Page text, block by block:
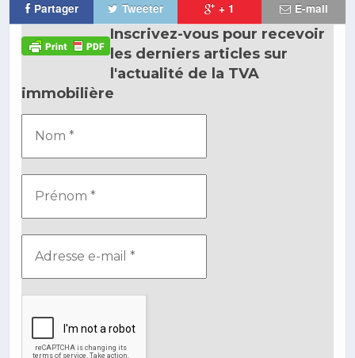
Partager Tweeter + 1 E-mail
Inscrivez-vous pour recevoir
les derniers articles sur
l'actualité de la TVA
immobilière